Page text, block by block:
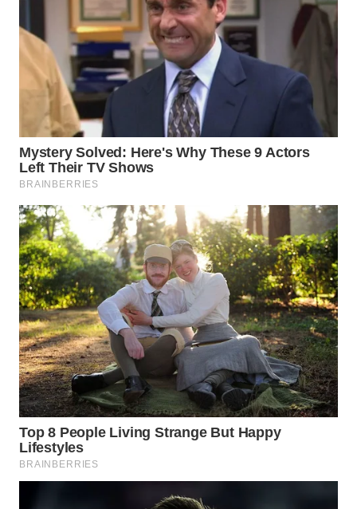
SUMEDANG
WN
CIANJUR
WN
KEPULAUAN
SERIBU
TANGERANG
WN
BINJAI
WN
CIREBON
WN
INDRAMAYU
WN
KUNINGAN